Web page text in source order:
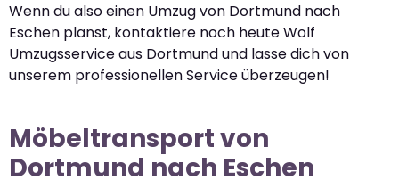
Wenn du also einen Umzug von Dortmund nach
Eschen planst, kontaktiere noch heute Wolf
Umzugsservice aus Dortmund und lasse dich von
unserem professionellen Service überzeugen!
Möbeltransport von
Dortmund nach Eschen